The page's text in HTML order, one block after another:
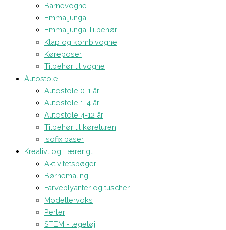
Barnevogne
Emmaljunga
Emmaljunga Tilbehør
Klap og kombivogne
Køreposer
Tilbehør til vogne
Autostole
Autostole 0-1 år
Autostole 1-4 år
Autostole 4-12 år
Tilbehør til køreturen
Isofix baser
Kreativt og Lærerigt
Aktivitetsbøger
Børnemaling
Farveblyanter og tuscher
Modellervoks
Perler
STEM - legetøj